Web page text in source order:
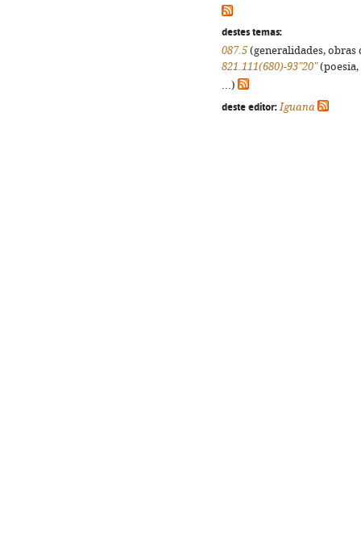
destes temas:
087.5 (generalidades,
821.111(680)-93"20"(poesia,
...)
deste editor: Iguana